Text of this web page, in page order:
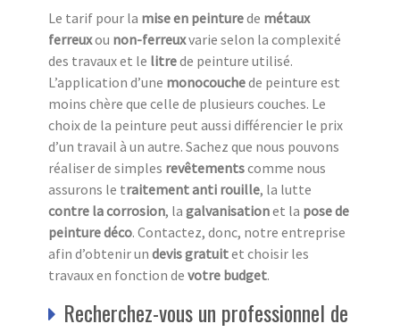
Le tarif pour la mise en peinturede métaux
ferreuxou non-ferreuxvarie selon la complexité
des travaux et le litrede peinture utilisé.
L’application d’une monocouchede peinture est
moins chère que celle de plusieurs couches. Le
choix de la peinture peut aussi différencier le prix
d’un travail à un autre. Sachez que nous pouvons
réaliser de simples revêtementscomme nous
assurons le traitement anti rouille, la lutte
contre la corrosion, la galvanisationet la pose de
peinture déco. Contactez, donc, notre entreprise
afin d’obtenir un devisgratuitet choisir les
travaux en fonction de votre budget.
Recherchez-vous un professionnel de